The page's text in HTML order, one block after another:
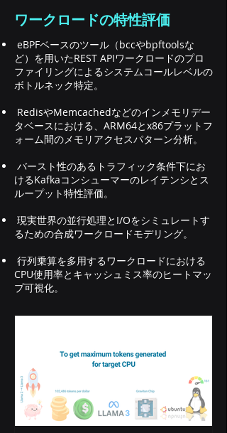
ー率 (CTR) の予測とランキングタスク
向けに設計されています。 例: オンラ
イン広告、電子商取引の推奨、ソーシ
ャル メディア フィードのランキン
グ、ストリーミング サービス、オンラ
イド広告など。 DLRM の機能: DLRM
インストール オプション: git と
python を使用してオリジナルの
Facebook DLRM (PyTorch) をインス
トールします。 TorchRec を使用して
DLRM をインストールする NVIDIA
DLRMをインストールする Docker に
DLRM をインストールする (CPU のみ
または
ワークロードの特性評価
eBPFベースのツール（bccやbpftoolsな
ど）を用いたREST APIワークロードのプロ
ファイリングによるシステムコールレベルの
ボトルネック特定。
RedisやMemcachedなどのインメモリデー
タベースにおける、ARM64とx86プラットフ
ォーム間のメモリアクセスパターン分析。
バースト性のあるトラフィック条件下にお
けるKafkaコンシューマーのレイテンシとス
ループット特性評価。
現実世界の並行処理とI/Oをシミュレートす
るための合成ワークロードモデリング。
行列乗算を多用するワークロードにおける
CPU使用率とキャッシュミス率のヒートマッ
プ可視化。